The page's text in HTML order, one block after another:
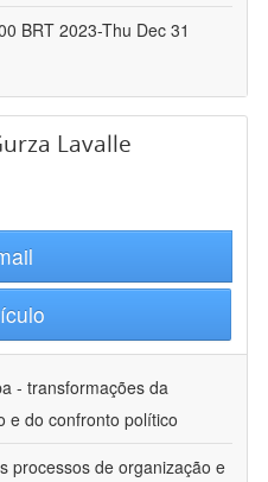
BRT 2023-Thu Dec 31
Lavalle
- transformações da
e do confronto político
processos de organização e